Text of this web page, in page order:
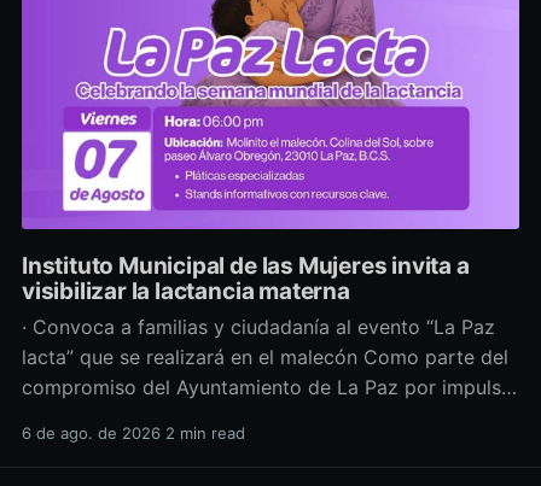
Instituto Municipal de las Mujeres invita a
visibilizar la lactancia materna
· Convoca a familias y ciudadanía al evento “La Paz
lacta” que se realizará en el malecón Como parte del
compromiso del Ayuntamiento de La Paz por impulsar
salud y los derechos de las mujeres, así como generar
6 de ago. de 2026 2 min read